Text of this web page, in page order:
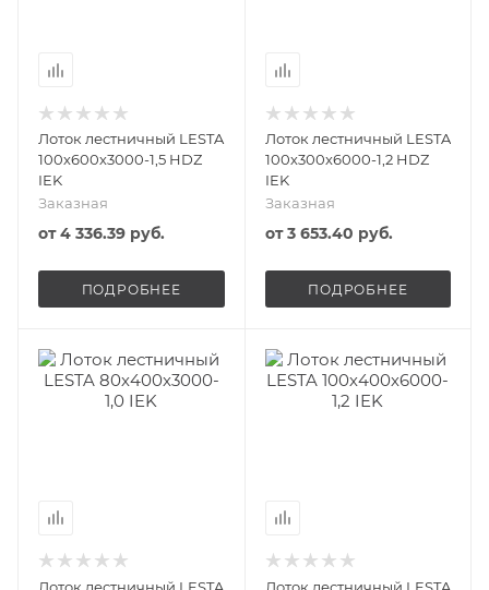
Лоток лестничный LESTA
100х600х3000-1,5 HDZ
IEK
Заказная
от4 336.39 руб.
ПОДРОБНЕЕ
Лоток лестничный LESTA
100х300х6000-1,2 HDZ
IEK
Заказная
от3 653.40 руб.
ПОДРОБНЕЕ
Лоток лестничный LESTA Лоток лестничный LESTA